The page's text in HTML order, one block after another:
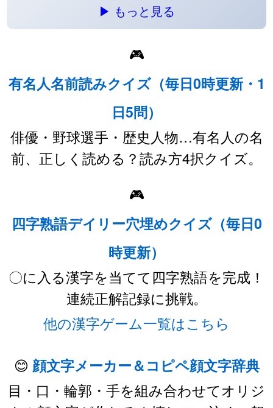
▶ もっと見る
🎮
有名人名前読みクイズ（毎日0時更新・1
日5問）
俳優・野球選手・歴史人物…有名人の名
前、正しく読める？読み方4択クイズ。
🎮
四字熟語デイリー穴埋めクイズ（毎日0
時更新）
〇に入る漢字を当てて四字熟語を完成！
連続正解記録に挑戦。
他の漢字ゲーム一覧はこちら
😊 顔文字メーカー＆コピペ顔文字辞典
目・口・輪郭・手を組み合わせてオリジ